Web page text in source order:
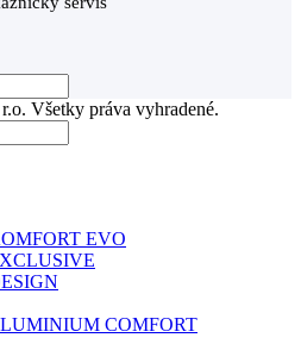
Všetky práva vyhradené.
EVO
COMFORT